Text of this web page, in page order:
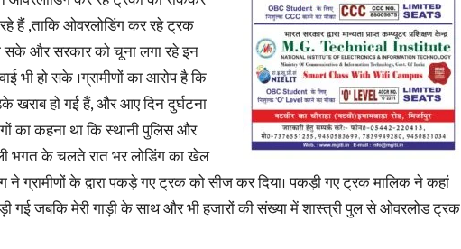
Latest
News
हैं ,ताकि ओवरलोडिंग कर रहे ट्रक
सके और सरकार को चूना लगा रहे इन
भी हो सके ।ग्रामीणों का आरोप है कि
हो गई हैं, और आए दिन दुर्घटना
का कहना था कि स्थानी पुलिस और
भगत के चलते रात भर लोडिंग का खेल
ग्रामीणों के द्वारा पकड़े गए ट्रक को सीज कर दिया। पकड़ी गए ट्रक मालिक ने कहां
गई जबकि मेरी गाड़ी के साथ और भी हजारों की संख्या में शास्त्री पुल से ओवरलोड ट्रक